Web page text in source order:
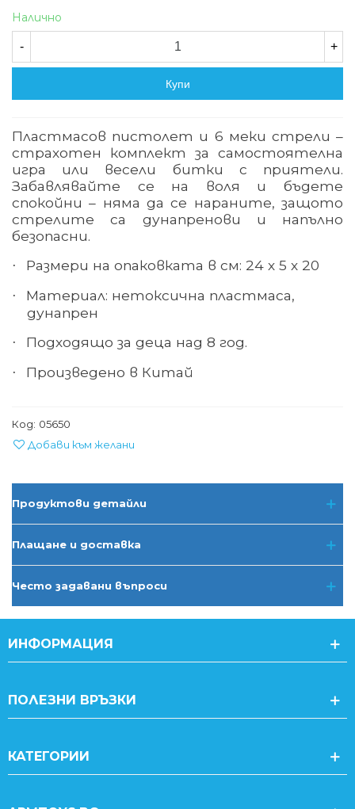
Налично
- +
Купи
Пластмасов пистолет и 6 меки стрели –
страхотен комплект за самостоятелна
игра или весели битки с приятели.
Забавлявайте се на воля и бъдете
спокойни – няма да се нараните, защото
стрелите са дунапренови и напълно
безопасни.
· Размери на опаковката в см: 24 х 5 х 20
· Материал: нетоксична пластмаса,
дунапрен
· Подходящо за деца над 8 год.
· Произведено в Китай
Код: 05650
Добави към желани
Продуктови детайли
Плащане и доставка
Често задавани въпроси
ИНФОРМАЦИЯ
ПОЛЕЗНИ ВРЪЗКИ
КАТЕГОРИИ